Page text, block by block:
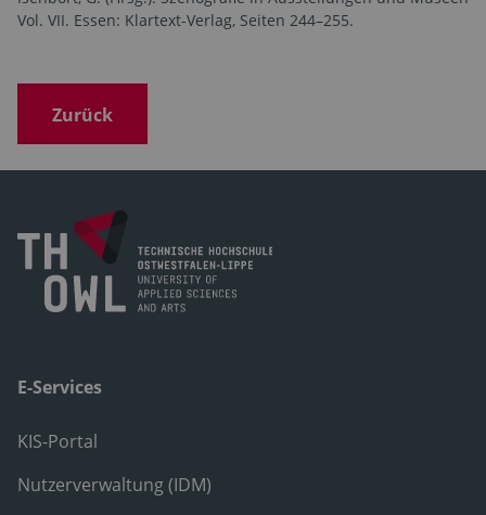
Vol. VII. Essen: Klartext-Verlag, Seiten 244–255.
Zurück
E-Services
KIS-Portal
Nutzerverwaltung (IDM)